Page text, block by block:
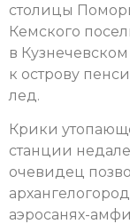
столицы
Кемского
в
к острову
лед.
Крики
станции
очевидец
аэросанях-